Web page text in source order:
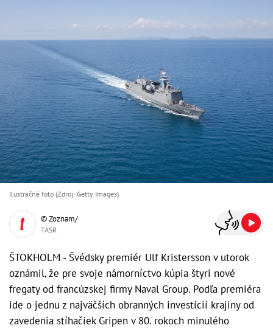
Ilustračné foto (Zdroj: Getty Images)
© Zoznam/
TASR
ŠTOKHOLM - Švédsky premiér Ulf Kristersson v utorok
oznámil, že pre svoje námorníctvo kúpia štyri nové
fregaty od francúzskej firmy Naval Group. Podľa premiéra
ide o jednu z najväčších obranných investícií krajiny od
zavedenia stíhačiek Gripen v 80. rokoch minulého